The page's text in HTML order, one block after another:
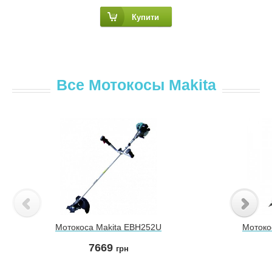
Купити
Все Мотокосы Makita
Мотокоса Makita EBH252U
7669 грн